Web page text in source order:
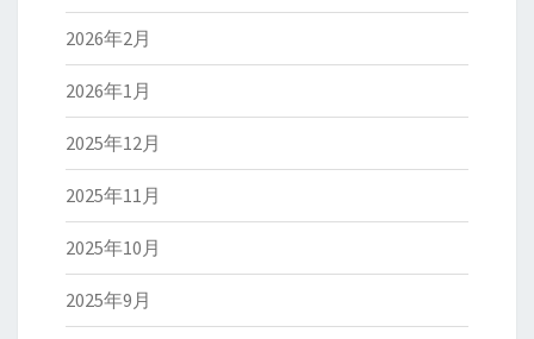
2026年2月
2026年1月
2025年12月
2025年11月
2025年10月
2025年9月